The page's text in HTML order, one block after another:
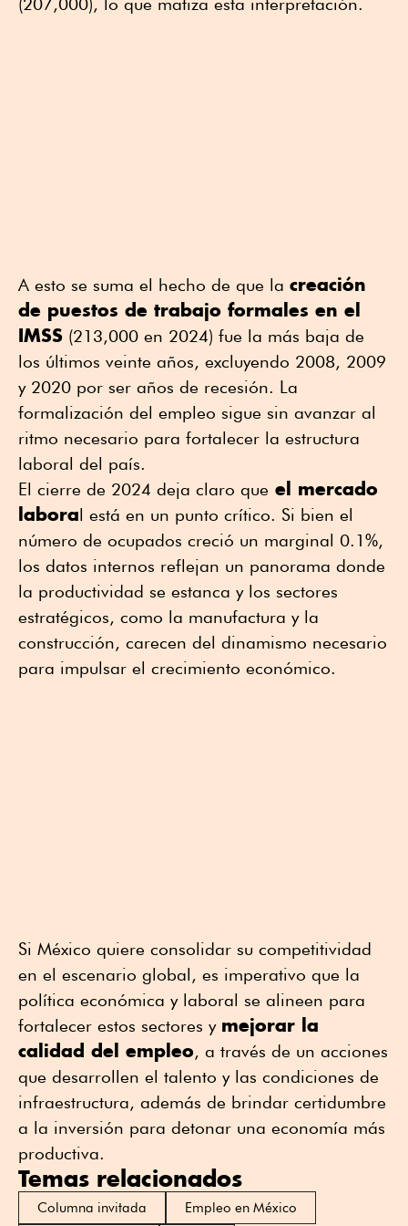
(207,000), lo que matiza esta interpretación.
A esto se suma el hecho de que la creación
de puestos de trabajo formales en el
IMSS (213,000 en 2024) fue la más baja de
los últimos veinte años, excluyendo 2008, 2009
y 2020 por ser años de recesión. La
formalización del empleo sigue sin avanzar al
ritmo necesario para fortalecer la estructura
laboral del país.
El cierre de 2024 deja claro que el mercado
laboral está en un punto crítico. Si bien el
número de ocupados creció un marginal 0.1%,
los datos internos reflejan un panorama donde
la productividad se estanca y los sectores
estratégicos, como la manufactura y la
construcción, carecen del dinamismo necesario
para impulsar el crecimiento económico.
Si México quiere consolidar su competitividad
en el escenario global, es imperativo que la
política económica y laboral se alineen para
fortalecer estos sectores y mejorar la
calidad del empleo, a través de un acciones
que desarrollen el talento y las condiciones de
infraestructura, además de brindar certidumbre
a la inversión para detonar una economía más
productiva.
Temas relacionados
Columna invitada
Empleo en México